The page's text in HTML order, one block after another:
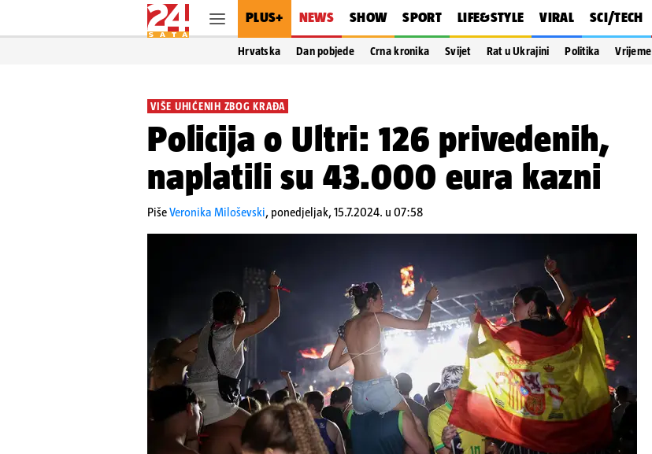
PLUS+ NEWS SHOW SPORT LIFE&STYLE VIRAL SCI/TECH
Hrvatska Dan pobjede Crna kronika Svijet Rat u Ukrajini Politika Vrijeme
VIŠE UHIĆENIH ZBOG KRAĐA
Policija o Ultri: 126 privedenih,
naplatili su 43.000 eura kazni
PišeVeronika Miloševski, ponedjeljak, 15.7.2024. u 07:58